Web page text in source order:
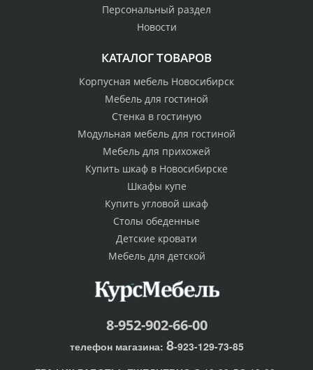
Персональный раздел
Новости
КАТАЛОГ ТОВАРОВ
Корпусная мебель Новосибирск
Мебель для гостиной
Стенка в гостиную
Модульная мебель для гостиной
Мебель для прихожей
Купить шкаф в Новосибирске
Шкафы купе
Купить угловой шкаф
Столы обеденные
Детские кровати
Мебель для детской
8-952-902-66-00
телефон магазина: 8-923-129-73-85